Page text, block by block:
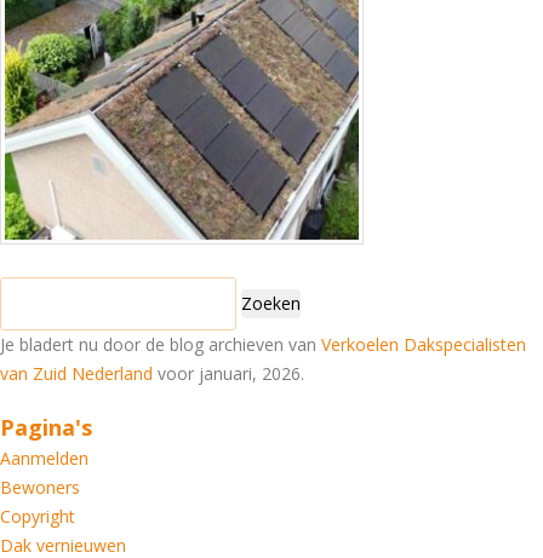
Je bladert nu door de blog archieven van Verkoelen Dakspecialisten
van Zuid Nederland voor januari, 2026.
Pagina's
Aanmelden
Bewoners
Copyright
Dak vernieuwen